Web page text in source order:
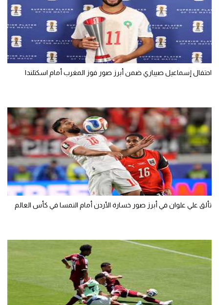
احتفال إسماعيل صيباري ضمن أبرز صور فوز المغرب أمام اسكتلندا
تألق علي علوان في أبرز صور خسارة الأردن أمام النمسا في كأس العالم